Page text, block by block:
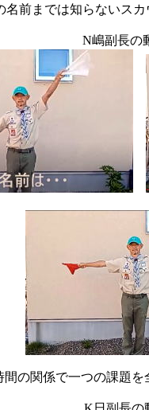
名前までは知らないス
N嶋副長の
の関係で一つの課題